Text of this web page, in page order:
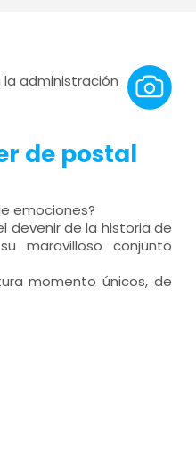
administración
de postal
emociones?
devenir de la historia de
maravilloso conjunto
momento únicos, de